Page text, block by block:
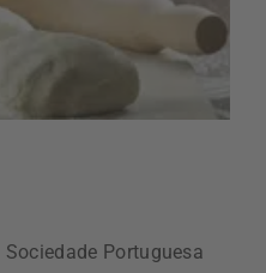
Portuguesa